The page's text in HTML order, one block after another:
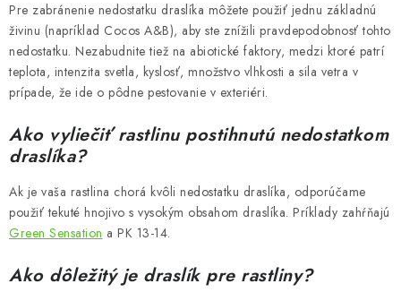
Pre zabránenie nedostatku draslíka môžete použiť jednu základnú
živinu (napríklad Cocos A&B), aby ste znížili pravdepodobnosť tohto
nedostatku. Nezabudnite tiež na abiotické faktory, medzi ktoré patrí
teplota, intenzita svetla, kyslosť, množstvo vlhkosti a sila vetra v
prípade, že ide o pôdne pestovanie v exteriéri.
Ako vyliečiť rastlinu postihnutú nedostatkom
draslíka?
Ak je vaša rastlina chorá kvôli nedostatku draslíka, odporúčame
použiť tekuté hnojivo s vysokým obsahom draslíka. Príklady zahŕňajú
Green Sensation a PK 13-14.
Ako dôležitý je draslík pre rastliny?